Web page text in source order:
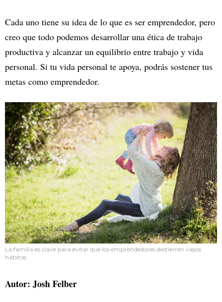
Cada uno tiene su idea de lo que es ser emprendedor, pero
creo que todo podemos desarrollar una ética de trabajo
productiva y alcanzar un equilibrio entre trabajo y vida
personal. Si tu vida personal te apoya, podrás sostener tus
metas como emprendedor.
La familia es clave para evitar que los emprendedores destierren viejos
hábitos.
Autor: Josh Felber